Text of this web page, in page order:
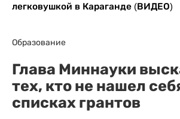
легковушкой в Караганде (ВИДЕО)
Образование
Глава Миннауки
тех, кто не нашел
списках грантов